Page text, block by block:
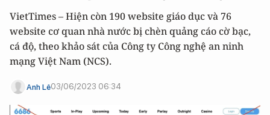
VietTimes – Hiện còn 190 website giáo dục và 76
website cơ quan nhà nước bị chèn quảng cáo cờ bạc,
cá độ, theo khảo sát của Công ty Công nghệ an ninh
mạng Việt Nam (NCS).
Anh Lê03/06/2023 06:34